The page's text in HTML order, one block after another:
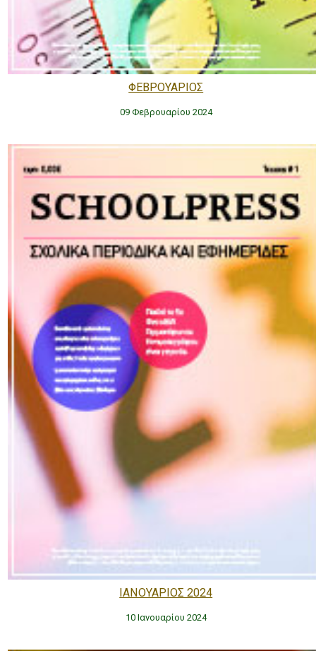
ΦΕΒΡΟΥΑΡΙΟΣ
09 Φεβρουαρίου 2024
ΙΑΝΟΥΑΡΙΟΣ 2024
10 Ιανουαρίου 2024